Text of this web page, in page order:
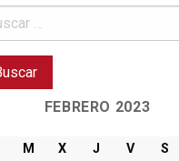
FEBRERO 2023
M X J V S